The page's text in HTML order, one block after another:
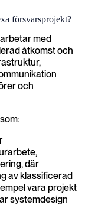
försvarsprojekt?
med
åtkomst och
och
där
av klassificerad
vara projekt
systemdesign